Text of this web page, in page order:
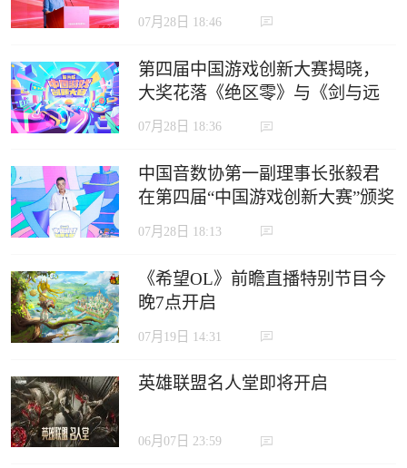
召开
07月28日 18:46
第四届中国游戏创新大赛揭晓，
大奖花落《绝区零》与《剑与远
征：启程》
07月28日 18:36
中国音数协第一副理事长张毅君
在第四届“中国游戏创新大赛”颁奖
典礼上的致辞
07月28日 18:13
《希望OL》前瞻直播特别节目今
晚7点开启
07月19日 14:31
英雄联盟名人堂即将开启
06月07日 23:59